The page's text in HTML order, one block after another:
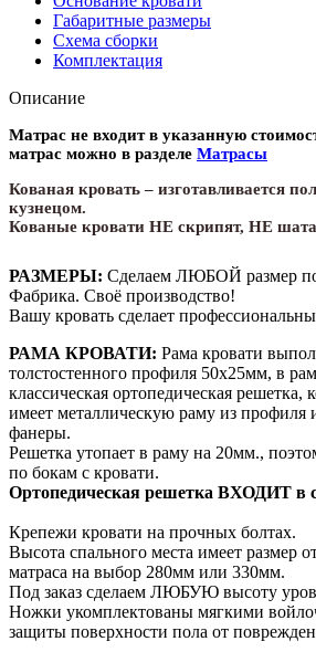
Габаритные размеры
Схема сборки
Комплектация
Описание
Матрас не входит в указанную
матрас можно в разделе Матрасы
Кованая кровать – изготавливается
кузнецом.
Кованые кровати НЕ скрипят, НЕ
РАЗМЕРЫ: Сделаем ЛЮБОЙ размер
Фабрика. Своё производство!
Вашу кровать сделает
РАМА КРОВАТИ: Рама кровати
толстостенного профиля 50х25мм, в
классическая ортопедическая решетка,
имеет металлическую раму из профиля
фанеры.
Решетка утопает в раму на 20мм.,
по бокам с кровати.
Ортопедическая решетка ВХОДИТ в
Крепежи кровати на прочных болтах.
Высота спального места имеет размер
матраса на выбор 280мм или 330мм.
Под заказ сделаем ЛЮБУЮ высоту
Ножки укомплектованы мягкими
защиты поверхности пола от